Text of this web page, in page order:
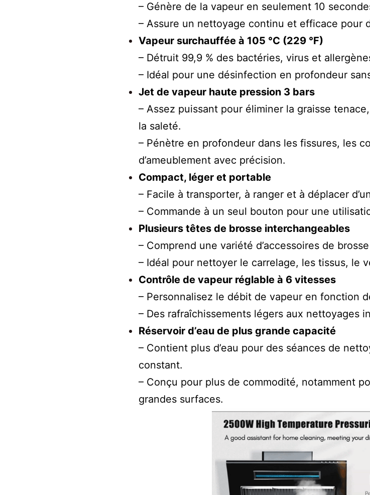
– Génère de la vapeur en seulement 10
– Assure un nettoyage continu et efficace pour
Vapeur surchauffée à 105 °C (229 °F)
– Détruit 99,9 % des bactéries, virus et
– Idéal pour une désinfection en profondeur
Jet de vapeur haute pression 3 bars
– Assez puissant pour éliminer la graisse
la saleté.
– Pénètre en profondeur dans les fissures, les
d’ameublement avec précision.
Compact, léger et portable
– Facile à transporter, à ranger et à déplacer
– Commande à un seul bouton pour une
Plusieurs têtes de brosse interchangeables
– Comprend une variété d’accessoires de
– Idéal pour nettoyer le carrelage, les tissus, le
Contrôle de vapeur réglable à 6 vitesses
– Personnalisez le débit de vapeur en fonction
– Des rafraîchissements légers aux nettoyages
Réservoir d’eau de plus grande capacité
– Contient plus d’eau pour des séances de
constant.
– Conçu pour plus de commodité, notamment
grandes surfaces.